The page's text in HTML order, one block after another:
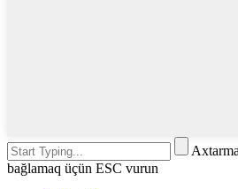
bağlamaq üçün ESC vurun